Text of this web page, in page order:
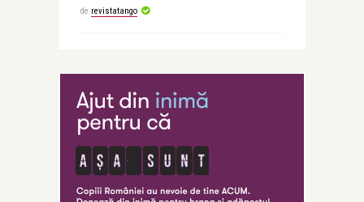
de revistatango